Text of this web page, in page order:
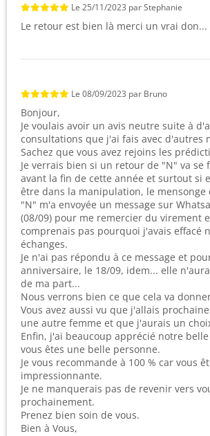
Le 25/11/2023 parStephanie
Le retour est bien là merci un vrai don...
Le 08/09/2023 par Bruno
Bonjour,
Je voulais avoir un avis neutre suite à
consultations que j'ai fais avec d'autres
Sachez que vous avez rejoins les
Je verrais bien si un retour de "N" va se
avant la fin de cette année et surtout si
être dans la manipulation, le mensonge
"N" m'a envoyée un message sur
(08/09) pour me remercier du virement
comprenais pas pourquoi j'avais effacé
échanges.
Je n'ai pas répondu à ce message et
anniversaire, le 18/09, idem... elle
de ma part...
Nous verrons bien ce que cela va
Vous avez aussi vu que j'allais
une autre femme et que j'aurais un
Enfin, j'ai beaucoup apprécié notre
vous êtes une belle personne.
Je vous recommande à 100 % car vous
impressionnante.
Je ne manquerais pas de revenir vers
prochainement.
Prenez bien soin de vous.
Bien à Vous,